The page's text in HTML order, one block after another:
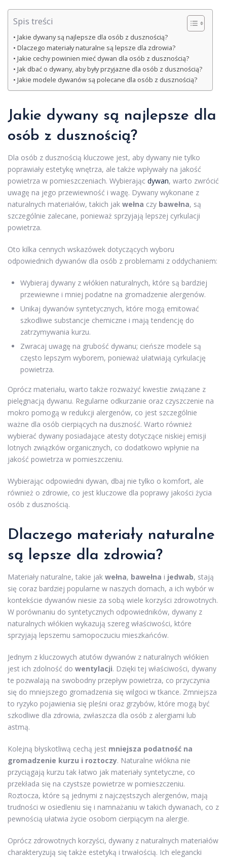
Spis treści
Jakie dywany są najlepsze dla osób z dusznością?
Dlaczego materiały naturalne są lepsze dla zdrowia?
Jakie cechy powinien mieć dywan dla osób z dusznością?
Jak dbać o dywany, aby były przyjazne dla osób z dusznością?
Jakie modele dywanów są polecane dla osób z dusznością?
Jakie dywany są najlepsze dla
osób z dusznością?
Dla osób z dusznością kluczowe jest, aby dywany nie tylko
poprawiały estetykę wnętrza, ale także wpływały na jakość
powietrza w pomieszczeniach. Wybierając dywan, warto zwrócić
uwagę na jego przewiewność i wagę. Dywany wykonane z
naturalnych materiałów, takich jak wełna czy bawełna, są
szczególnie zalecane, ponieważ sprzyjają lepszej cyrkulacji
powietrza.
Oto kilka cennych wskazówek dotyczących wyboru
odpowiednich dywanów dla osób z problemami z oddychaniem:
Wybieraj dywany z włókien naturalnych, które są bardziej
przewiewne i mniej podatne na gromadzenie alergenów.
Unikaj dywanów syntetycznych, które mogą emitować
szkodliwe substancje chemiczne i mają tendencję do
zatrzymywania kurzu.
Zwracaj uwagę na grubość dywanu; cieńsze modele są
często lepszym wyborem, ponieważ ułatwiają cyrkulację
powietrza.
Oprócz materiału, warto także rozważyć kwestie związane z
pielęgnacją dywanu. Regularne odkurzanie oraz czyszczenie na
mokro pomogą w redukcji alergenów, co jest szczególnie
ważne dla osób cierpiących na duszność. Warto również
wybierać dywany posiadające atesty dotyczące niskiej emisji
lotnych związków organicznych, co dodatkowo wpłynie na
jakość powietrza w pomieszczeniu.
Wybierając odpowiedni dywan, dbaj nie tylko o komfort, ale
również o zdrowie, co jest kluczowe dla poprawy jakości życia
osób z dusznością.
Dlaczego materiały naturalne
są lepsze dla zdrowia?
Materiały naturalne, takie jak wełna, bawełna i jedwab, stają
się coraz bardziej popularne w naszych domach, a ich wybór w
kontekście dywanów niesie za sobą wiele korzyści zdrowotnych.
W porównaniu do syntetycznych odpowiedników, dywany z
naturalnych włókien wykazują szereg właściwości, które
sprzyjają lepszemu samopoczuciu mieszkańców.
Jednym z kluczowych atutów dywanów z naturalnych włókien
jest ich zdolność do wentylacji. Dzięki tej właściwości, dywany
te pozwalają na swobodny przepływ powietrza, co przyczynia
się do mniejszego gromadzenia się wilgoci w tkance. Zmniejsza
to ryzyko pojawienia się pleśni oraz grzybów, które mogą być
szkodliwe dla zdrowia, zwłaszcza dla osób z alergiami lub
astmą.
Kolejną błyskotliwą cechą jest mniejsza podatność na
gromadzenie kurzu i roztoczy. Naturalne włókna nie
przyciągają kurzu tak łatwo jak materiały syntetyczne, co
przekłada się na czystsze powietrze w pomieszczeniu.
Roztocza, które są jednymi z najczęstszych alergenów, mają
trudności w osiedleniu się i namnażaniu w takich dywanach, co z
pewnością ułatwia życie osobom cierpiącym na alergie.
Oprócz zdrowotnych korzyści, dywany z naturalnych materiałów
charakteryzują się także estetyką i trwałością. Ich elegancki